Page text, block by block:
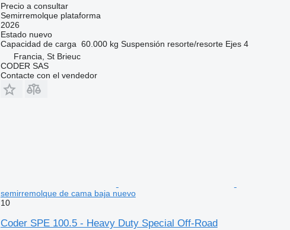
Precio a consultar
Semirremolque plataforma
2026
Estadonuevo
Capacidad de carga 60.000 kg Suspensión resorte/resorte Ejes 4
Francia, St Brieuc
CODER SAS
Contacte con el vendedor
semirremolque de cama baja nuevo
10
Coder SPE 100.5 - Heavy Duty Special Off-Road